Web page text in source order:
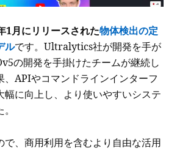
1月にリリースされた物体検出の定
ルです。Ultralytics社が開発を手が
の開発を手掛けたチームが継続し
、APIやコマンドラインインターフ
幅に向上し、より使いやすいシステ
で、商用利用を含むより自由な活用